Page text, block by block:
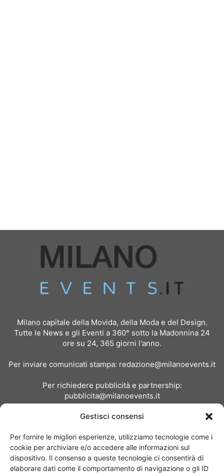
Gestisci consensi
Per fornire le migliori esperienze, utilizziamo tecnologie come i
cookie per archiviare e/o accedere alle informazioni sul
dispositivo. Il consenso a queste tecnologie ci consentirà di
elaborare dati come il comportamento di navigazione o gli ID
Milano capitale della Movida, della Moda e del Design.
Tutte le News e gli Eventi a 360° sotto la Madonnina 24
ore su 24, 365 giorni l'anno.
Per inviare comunicati stampa: redazione@milanoevents.it
Per richiedere pubblicità e partnership:
pubblicita@milanoevents.it